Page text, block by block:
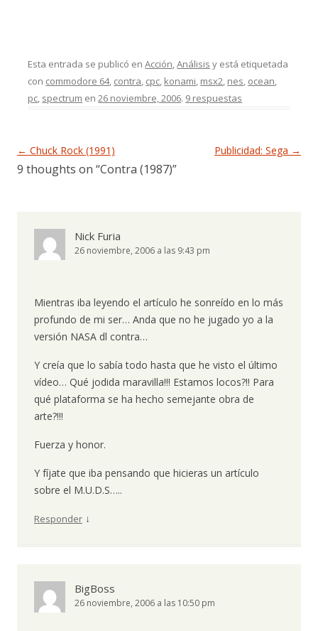
Esta entrada se publicó enAcción,Análisis y está etiquetada
con commodore 64, contra, cpc, konami, msx2, nes, ocean,
pc, spectrum en26 noviembre, 2006. 9 respuestas
Navegación de entradas
← Chuck Rock (1991) Publicidad: Sega →
9 thoughts on “Contra (1987)”
Nick Furia
26 noviembre, 2006 a las 9:43 pm
Mientras iba leyendo el artículo he sonreído en lo más
profundo de mi ser… Anda que no he jugado yo a la
versión NASA dl contra…
Y creía que lo sabía todo hasta que he visto el último
vídeo… Qué jodida maravilla!!! Estamos locos?!! Para
qué plataforma se ha hecho semejante obra de
arte?!!!
Fuerza y honor.
Y fíjate que iba pensando que hicieras un artículo
sobre el M.U.D.S…..
Responder ↓
BigBoss
26 noviembre, 2006 a las 10:50 pm